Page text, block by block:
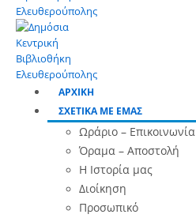
ΑΡΧΙΚΗ
ΣΧΕΤΙΚΑ ΜΕ ΕΜΑΣ
Ωράριο – Επικοινωνία
Όραμα – Αποστολή
Η Ιστορία μας
Διοίκηση
Προσωπικό